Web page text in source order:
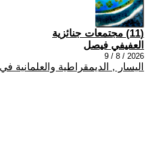
(11) مجتمعات جنائزية
العفيفي فيصل
2026 / 8 / 9
اليسار , الديمقراطية والعلمانية